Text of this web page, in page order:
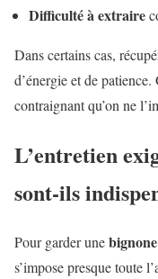
Difficulté à extraire
Dans certains cas,
d’énergie et de
contraignant qu’on ne
L’entretien
sont-ils
Pour garder unebignone
s’impose presque toute